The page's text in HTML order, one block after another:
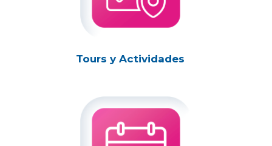
Tours y Actividades